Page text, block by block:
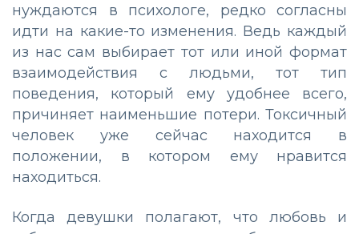
нуждаются в психологе, редко согласны
идти на какие-то изменения. Ведь каждый
из нас сам выбирает тот или иной формат
взаимодействия с людьми, тот тип
поведения, который ему удобнее всего,
причиняет наименьшие потери. Токсичный
человек уже сейчас находится в
положении, в котором ему нравится
находиться.
Когда девушки полагают, что любовь и